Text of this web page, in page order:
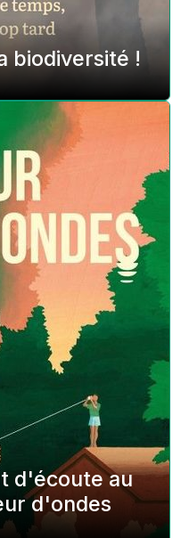
biodiversité !
d'écoute au
d'ondes